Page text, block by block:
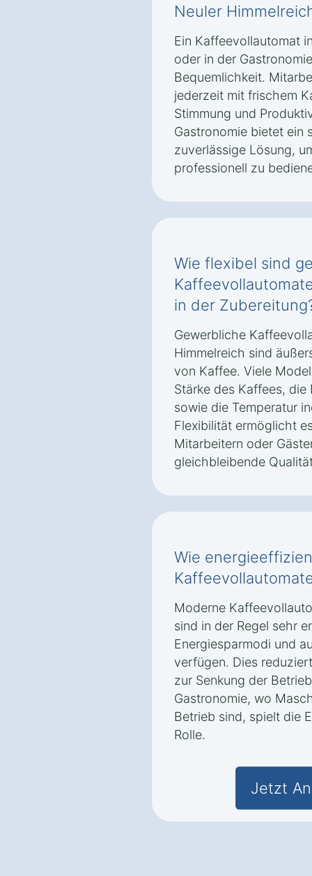
Neuler
Ein Kaffeevollautomat
oder in der
Bequemlichkeit.
jederzeit mit frischem
Stimmung und
Gastronomie bietet ein
zuverlässige Lösung,
professionell zu
Wie flexibel sind
in der
Gewerbliche
Himmelreich sind
von Kaffee. Viele
Stärke des Kaffees,
sowie die Temperatur
Flexibilität ermöglicht
Mitarbeitern oder
gleichbleibende
Wie
Moderne
sind in der Regel sehr
Energiesparmodi und
verfügen. Dies
zur Senkung der
Gastronomie, wo
Betrieb sind, spielt die
Rolle.
Jetzt